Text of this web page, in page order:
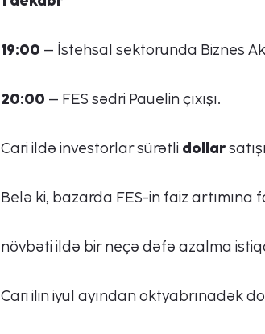
19:00 – İstehsal sektorunda Biznes
20:00 – FES sədri Pauelin çıxışı.
Cari ildə investorlar sürətli dollar
Belə ki, bazarda FES-in faiz artımına
növbəti ildə bir neçə dəfə azalma
Cari ilin iyul ayından oktyabrınadək